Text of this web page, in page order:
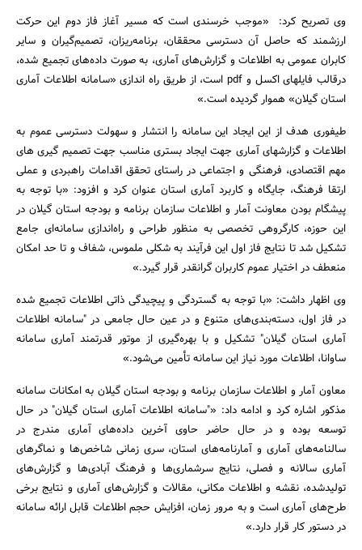
وی تصریح کرد: «موجب خرسندی است که مسیر آغاز فاز دوم این حرکت
ارزشمند که حاصل آن دسترسی محققان، برنامه‌ریزان، تصمیم‌گیران و سایر
کابران عمومی به اطلاعات و گزارش‌های آماری، به صورت داده‌های تجمیع شده،
درقالب فایل­های اکسل و pdf است، از طریق راه اندازی «سامانه اطلاعات آماری
استان گیلان» هموار گردیده است.»
طیفوری هدف از این ایجاد این سامانه را انتشار و سهولت دسترسی عموم به
اطلاعات و گزارش­های آماری جهت ایجاد بستری مناسب جهت تصمیم ­گیری ­های
مهم اقتصادی، فرهنگی و اجتماعی در راستای تحقق اقدامات راهبردی و عملی‌
ارتقا فرهنگ، جایگاه و کاربرد آماری استان عنوان کرد و افزود: «با توجه به
پیشگام بودن معاونت آمار و اطلاعات سازمان برنامه و بودجه استان گیلان در
این حوزه، کارگروهی تخصصی به منظور طراحی و راه‌اندازی سامانه‌ای جامع
تشکیل شد تا نتایج فاز اول این فرآیند به شکلی ملموس، شفاف و تا حد امکان
منعطف در اختیار عموم کاربران گرانقدر قرار گیرد.»
وی اظهار داشت: «با توجه به گستردگی و پیچیدگی ذاتی اطلاعات تجمیع شده
در فاز اول، دسته‌بندی‌های متنوع و در عین حال جامعی در "سامانه اطلاعات
آماری استان گیلان" تشکیل و با بهره‌گیری از موتور قدرتمند آماری سامانه
ساوانا، اطلاعات مورد نیاز این سامانه تأمین می‌شود.»
معاون آمار و اطلاعات سازمان برنامه و بودجه استان گیلان به امکانات سامانه
مذکور اشاره کرد و ادامه داد: «"سامانه اطلاعات آماری استان گیلان" در حال
توسعه بوده و در حال حاضر حاوی آخرین داده‌های آماری مندرج در
سالنامه‌های آماری و آمارنامه‌های استان، سری زمانی شاخص‌ها و نماگرهای
آماری سالانه و فصلی، نتایج سرشماری‌‌ها و فرهنگ آبادی‌ها و گزارش‌های
تولید‌شده، نقشه و اطلاعات مکانی، مقالات و گزارش‌های آماری و نتایج برخی
طرح‌های آماری است و به مرور زمان، افزایش حجم اطلاعات قابل ارائه سامانه
در دستور کار قرار دارد.»